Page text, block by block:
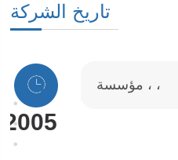
تاريخ الشركة
2005
مؤسسة ، ،